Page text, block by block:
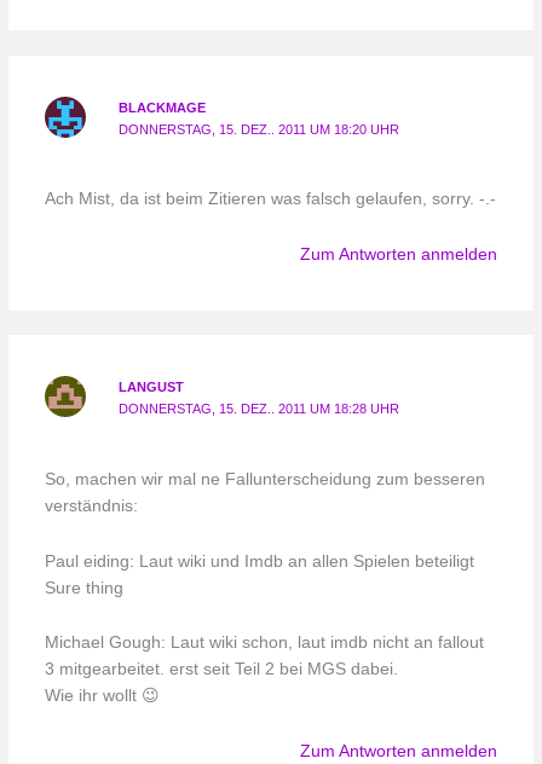
BLACKMAGE
DONNERSTAG, 15. DEZ.. 2011 UM 18:20 UHR
Ach Mist, da ist beim Zitieren was falsch gelaufen, sorry. -.-
Zum Antworten anmelden
LANGUST
DONNERSTAG, 15. DEZ.. 2011 UM 18:28 UHR
So, machen wir mal ne Fallunterscheidung zum besseren
verständnis:
Paul eiding: Laut wiki und Imdb an allen Spielen beteiligt
Sure thing
Michael Gough: Laut wiki schon, laut imdb nicht an fallout
3 mitgearbeitet. erst seit Teil 2 bei MGS dabei.
Wie ihr wollt 😉
Zum Antworten anmelden